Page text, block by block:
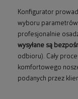
Konfigurator
wyboru
profesjonalnie
wysyłane są
odbioru). Cały
komfortowego
podanych przez